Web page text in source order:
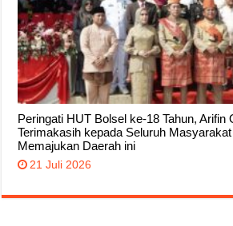
Peringati HUT Bolsel ke-18 Tahun, Arifin
Terimakasih kepada Seluruh
Memajukan Daerah ini
21 Juli 2026